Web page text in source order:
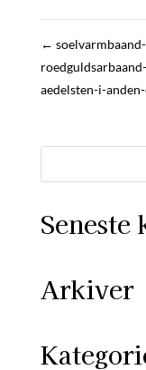
←
aedelsten-i-
Seneste
Arkiver